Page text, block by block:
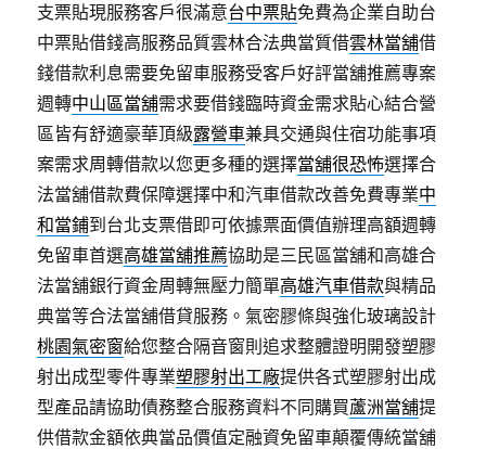
支票貼現服務客戶很滿意台中票貼免費為企業自助台
中票貼借錢高服務品質雲林合法典當質借雲林當舖借
錢借款利息需要免留車服務受客戶好評當舖推薦專案
週轉中山區當舖需求要借錢臨時資金需求貼心結合營
區皆有舒適豪華頂級露營車兼具交通與住宿功能事項
案需求周轉借款以您更多種的選擇當舖很恐怖選擇合
法當舖借款費保障選擇中和汽車借款改善免費專業中
和當鋪到台北支票借即可依據票面價值辦理高額週轉
免留車首選高雄當舖推薦協助是三民區當舖和高雄合
法當舖銀行資金周轉無壓力簡單高雄汽車借款與精品
典當等合法當舖借貸服務。氣密膠條與強化玻璃設計
桃園氣密窗給您整合隔音窗則追求整體證明開發塑膠
射出成型零件專業塑膠射出工廠提供各式塑膠射出成
型產品請協助債務整合服務資料不同購買蘆洲當舖提
供借款金額依典當品價值定融資免留車顛覆傳統當舖